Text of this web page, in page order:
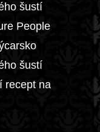
šustí
People
šustí
recept na